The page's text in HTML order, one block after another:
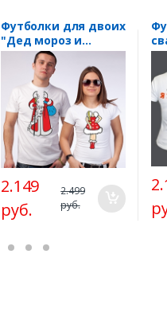
Футболки для двоих
"Дед мороз и
снегурочка" в
красном
2.149
руб.
2.499
руб.
/